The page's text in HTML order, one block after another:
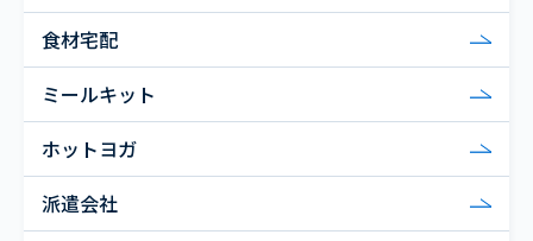
食材宅配
ミールキット
ホットヨガ
派遣会社